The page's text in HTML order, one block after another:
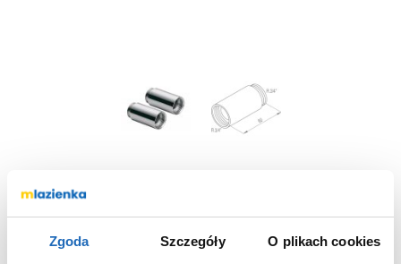
Zgoda Szczegóły O plikach cookies
Przedłużka do armatury 9134872 Tres